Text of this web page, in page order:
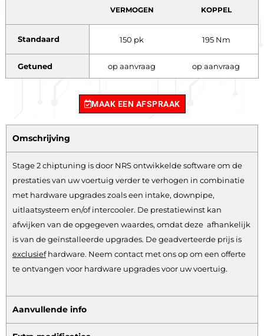
VERMOGEN KOPPEL
Standaard 150 pk 195 Nm
Getuned op aanvraag op aanvraag
MAAK EEN AFSPRAAK
Omschrijving
Stage 2 chiptuning is door NRS ontwikkelde software om de
prestaties van uw voertuig verder te verhogen in combinatie
met hardware upgrades zoals een intake, downpipe,
uitlaatsysteem en/of intercooler. De prestatiewinst kan
afwijken van de opgegeven waardes, omdat deze afhankelijk
is van de geïnstalleerde upgrades. De geadverteerde prijs is
exclusiefhardware. Neem contact met ons op om een offerte
te ontvangen voor hardware upgrades voor uw voertuig.
Aanvullende info